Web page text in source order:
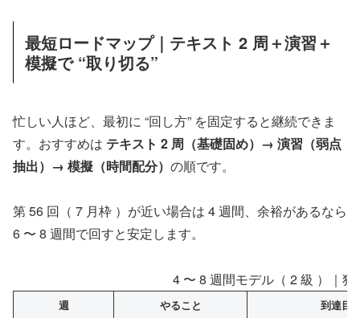
最短ロードマップ｜テキスト 2 周＋演習＋
模擬で “取り切る”
忙しい人ほど、最初に “回し方” を固定すると継続できま
す。おすすめは テキスト 2 周（基礎固め）→ 演習（弱点
抽出）→ 模擬（時間配分） の順です。
第 56 回（ 7 月枠 ）が近い場合は 4 週間、余裕があるなら
6 〜 8 週間で回すと安定します。
4 〜 8 週間モデル（ 2 級 ）｜
週 やること 到達目